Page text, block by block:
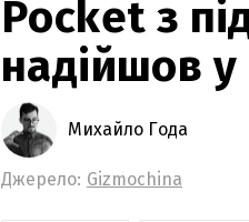
Pocket з
надійшов
Михайло Года
Джерело: Gizmochina